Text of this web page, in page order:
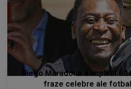
Diego Maradona a împlinit 60
fraze celebre ale